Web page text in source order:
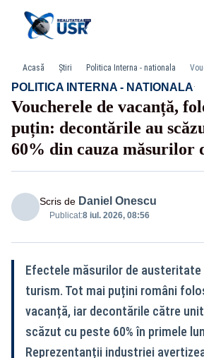
Acasă Știri Politica Interna - nationala
POLITICA INTERNA - NATIONALA·
Voucherele de vacanță,
puțin: decontările au
60% din cauza măsurilor
Scris de Daniel Onescu
Publicat:8 iul. 2026, 08:56
Efectele măsurilor de
turism. Tot mai puțini români
vacanță, iar decontările către
scăzut cu peste 60% în primele
Reprezentanții industriei